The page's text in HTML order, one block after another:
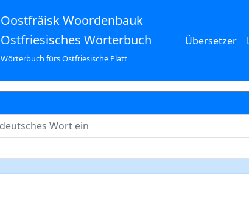
Oostfräisk Woordenbauk
Ostfriesisches Wörterbuch
Wörterbuch fürs Ostfriesische Platt
Übersetzer